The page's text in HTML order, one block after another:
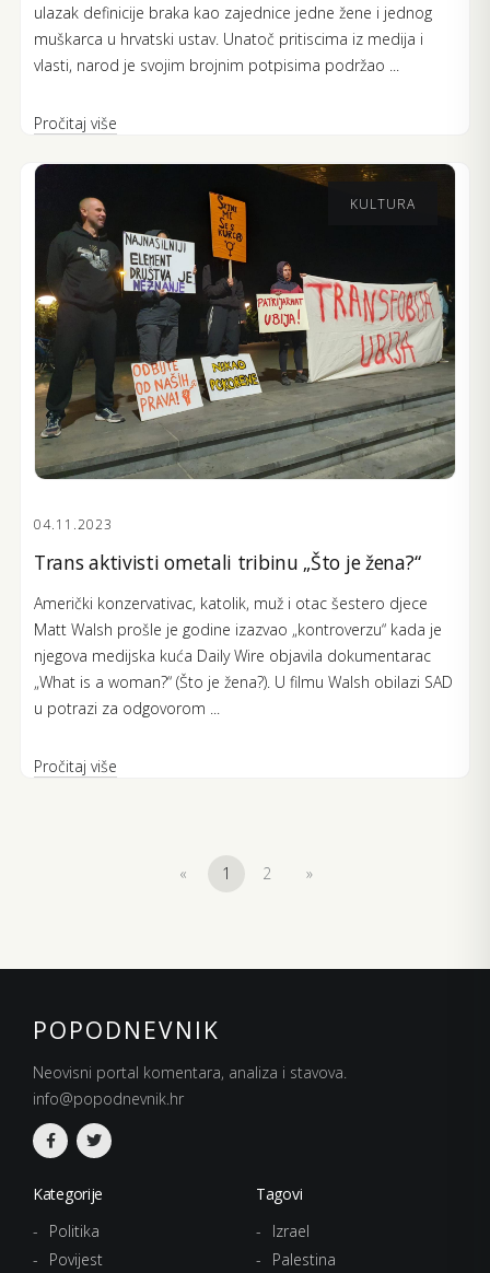
ulazak definicije braka kao zajednice jedne žene i jednog
muškarca u hrvatski ustav. Unatoč pritiscima iz medija i
vlasti, narod je svojim brojnim potpisima podržao ...
Pročitaj više
KULTURA
04.11.2023
Trans aktivisti ometali tribinu „Što je žena?“
Američki konzervativac, katolik, muž i otac šestero djece
Matt Walsh prošle je godine izazvao „kontroverzu“ kada je
njegova medijska kuća Daily Wire objavila dokumentarac
„What is a woman?“ (Što je žena?). U filmu Walsh obilazi SAD
u potrazi za odgovorom ...
Pročitaj više
« 1 2 »
POPODNEVNIK
Neovisni portal komentara, analiza i stavova.
info@popodnevnik.hr
Kategorije
Politika
Povijest
Tagovi
Izrael
Palestina